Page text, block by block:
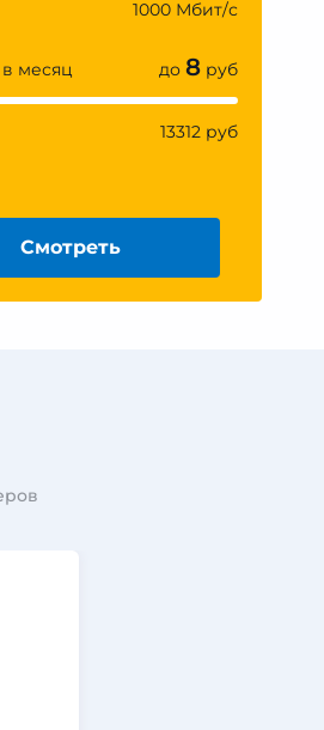
1000 Мбит/с
месяц до 8 руб
13312 руб
Смотреть